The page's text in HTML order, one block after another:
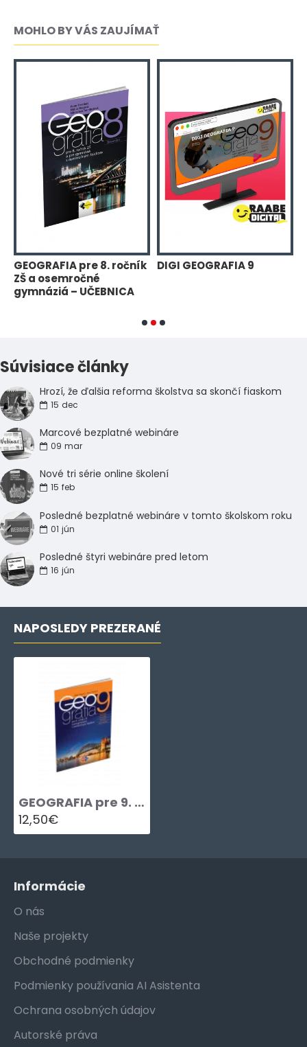
MOHLO BY VÁS ZAUJÍMAŤ
GEOGRAFIA pre 8. ročník
ZŠ a osemročné
gymnáziá – UČEBNICA
DIGI GEOGRAFIA 9
Súvisiace články
Hrozí, že ďalšia reforma školstva sa skončí fiaskom
15 dec
Marcové bezplatné webináre
09 mar
Nové tri série online školení
15 feb
Posledné bezplatné webináre v tomto školskom roku
01 jún
Posledné štyri webináre pred letom
16 jún
NAPOSLEDY PREZERANÉ
GEOGRAFIA pre 9. ročník ZŠ a osemročné gymnáziá – UČEBNICA
12,50€
Informácie
O nás
Naše projekty
Obchodné podmienky
Podmienky používania AI Asistenta
Ochrana osobných údajov
Autorské práva